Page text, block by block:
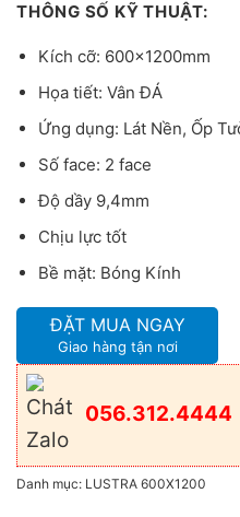
THÔNG SỐ KỸ THUẬT:
Kích cỡ: 600x1200mm
Họa tiết: Vân ĐÁ
Ứng dụng: Lát Nền, Ốp
Số face: 2 face
Độ dầy 9,4mm
Chịu lực tốt
Bề mặt: Bóng Kính
ĐẶT MUA NGAY
Giao hàng tận nơi
056.312.4444
Danh mục: LUSTRA 600X1200